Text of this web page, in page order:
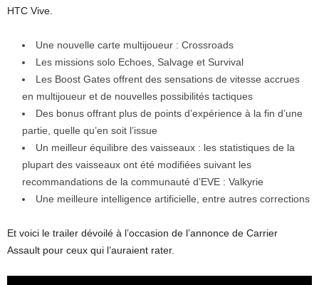
HTC Vive.
Une nouvelle carte multijoueur : Crossroads
Les missions solo Echoes, Salvage et Survival
Les Boost Gates offrent des sensations de vitesse accrues
en multijoueur et de nouvelles possibilités tactiques
Des bonus offrant plus de points d’expérience à la fin d’une
partie, quelle qu’en soit l’issue
Un meilleur équilibre des vaisseaux : les statistiques de la
plupart des vaisseaux ont été modifiées suivant les
recommandations de la communauté d’EVE : Valkyrie
Une meilleure intelligence artificielle, entre autres corrections
Et voici le trailer dévoilé à l’occasion de l’annonce de Carrier
Assault pour ceux qui l’auraient rater.